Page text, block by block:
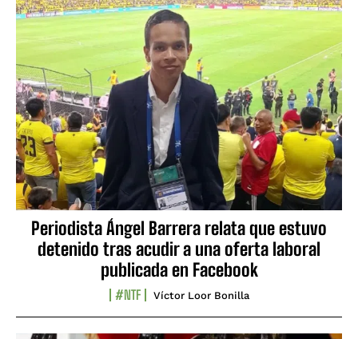
Periodista Ángel Barrera relata que estuvo
detenido tras acudir a una oferta laboral
publicada en Facebook
#NTF Víctor Loor Bonilla